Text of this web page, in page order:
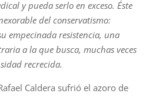
y pueda serlo en exceso. Éste
del conservatismo:
empecinada resistencia, una
a la que busca, muchas veces
recrecida.
Caldera sufrió el azoro de